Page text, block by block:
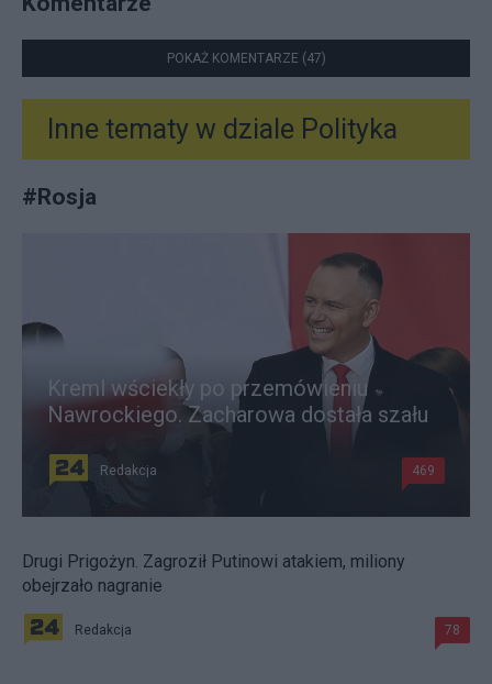
POKAŻ KOMENTARZE (47)
Inne tematy w dziale Polityka
#Rosja
Kreml wściekły po przemówieniu
Nawrockiego. Zacharowa dostała szału
Redakcja 469
Drugi Prigożyn. Zagroził Putinowi atakiem, miliony
obejrzało nagranie
Redakcja 78